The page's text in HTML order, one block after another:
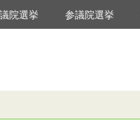
院選挙 参議院選挙